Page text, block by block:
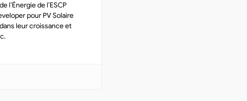
l’Énergie de l’ESCP
pour PV Solaire
leur croissance et